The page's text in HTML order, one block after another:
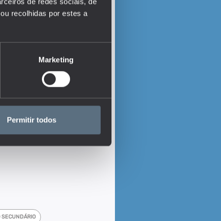
recolhidas por estes a
Marketing
Permitir todos
SECUNDÁRIO